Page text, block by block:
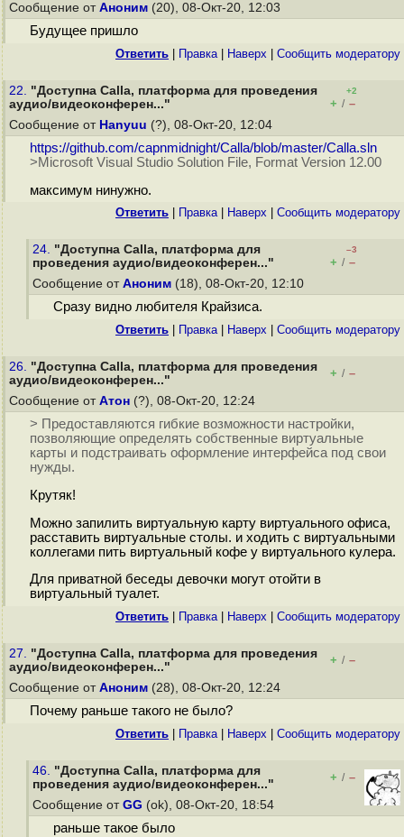
Сообщение от Аноним (20), 08-Окт-20, 12:03
Будущее пришло
Ответить Правка| Наверх Cообщить модератору
22. "Доступна Calla, платформа для проведения
аудио/видеоконферен..."
+2
+ / –
Сообщение от Hanyuu (?), 08-Окт-20, 12:04
https://github.com/capnmidnight/Calla/blob/master/Calla.sln
>Microsoft Visual Studio Solution File, Format Version 12.00
максимум нинужно.
Ответить Правка| Наверх Cообщить модератору
24. "Доступна Calla, платформа для
проведения аудио/видеоконферен..."
–3
+ / –
Сообщение от Аноним (18), 08-Окт-20, 12:10
Сразу видно любителя Крайзиса.
Ответить Правка| Наверх Cообщить модератору
26. "Доступна Calla, платформа для проведения
аудио/видеоконферен..."
+ / –
Сообщение от Атон (?), 08-Окт-20, 12:24
> Предоставляются гибкие возможности настройки,
позволяющие определять собственные виртуальные
карты и подстраивать оформление интерфейса под свои
нужды.
Крутяк!
Можно запилить виртуальную карту виртуального офиса,
расставить виртуальные столы. и ходить с виртуальными
коллегами пить виртуальный кофе у виртуального кулера.
Для приватной беседы девочки могут отойти в
виртуальный туалет.
Ответить Правка| Наверх Cообщить модератору
27. "Доступна Calla, платформа для проведения
аудио/видеоконферен..."
+ / –
Сообщение от Аноним (28), 08-Окт-20, 12:24
Почему раньше такого не было?
Ответить Правка| Наверх Cообщить модератору
46. "Доступна Calla, платформа для
проведения аудио/видеоконферен..."
+ / –
Сообщение от GG (ok), 08-Окт-20, 18:54
раньше такое было